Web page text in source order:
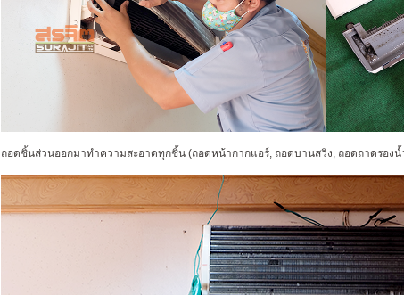
ถอดชิ้นส่วนออกมาทำความสะอาดทุกชิ้น(ถอดหน้ากากแอร์ ถอดบานสวิง ถอดถาดรองน้